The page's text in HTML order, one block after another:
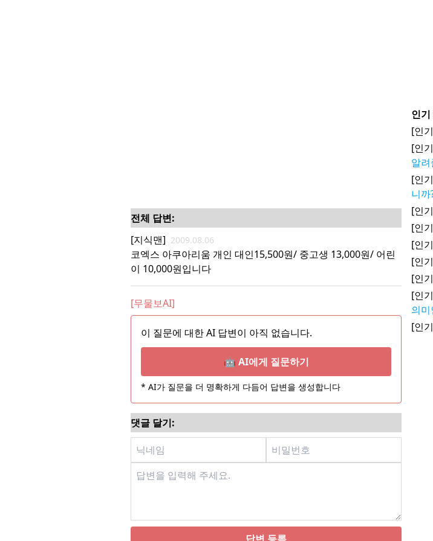
전체 답변:
[지식맨] 2009.08.06
코엑스 아쿠아리움 개인 대인15,500원/ 중고생 13,000원/ 어린
이 10,000원입니다
[무물보AI]
이 질문에 대한 AI 답변이 아직 없습니다.
🤖 AI에게 질문하기
* AI가 질문을 더 명확하게 다듬어 답변을 생성합니다
댓글 달기:
인
[인
[인
알
[인
니까
[인
[인
[인
[인
[인
[인
의
[인